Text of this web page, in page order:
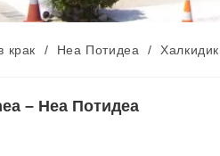
крак / Неа Потидеа /
– Неа Потидеа